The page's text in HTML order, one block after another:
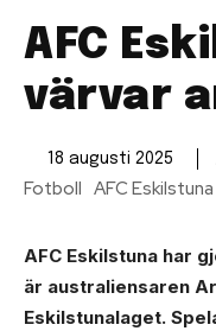
AFC
värvar
18 augusti 2025
Fotboll AFC Eskilstuna
AFC Eskilstuna har
är australiensaren
Eskilstunalaget.